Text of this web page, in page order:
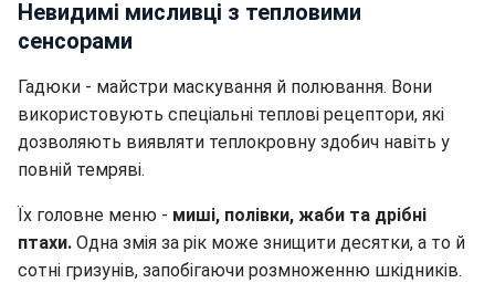
Невидимі мисливці з тепловими
сенсорами
Гадюки - майстри маскування й полювання. Вони
використовують спеціальні теплові рецептори, які
дозволяють виявляти теплокровну здобич навіть у
повній темряві.
Їх головне меню - миші, полівки, жаби та дрібні
птахи. Одна змія за рік може знищити десятки, а то й
сотні гризунів, запобігаючи розмноженню шкідників.